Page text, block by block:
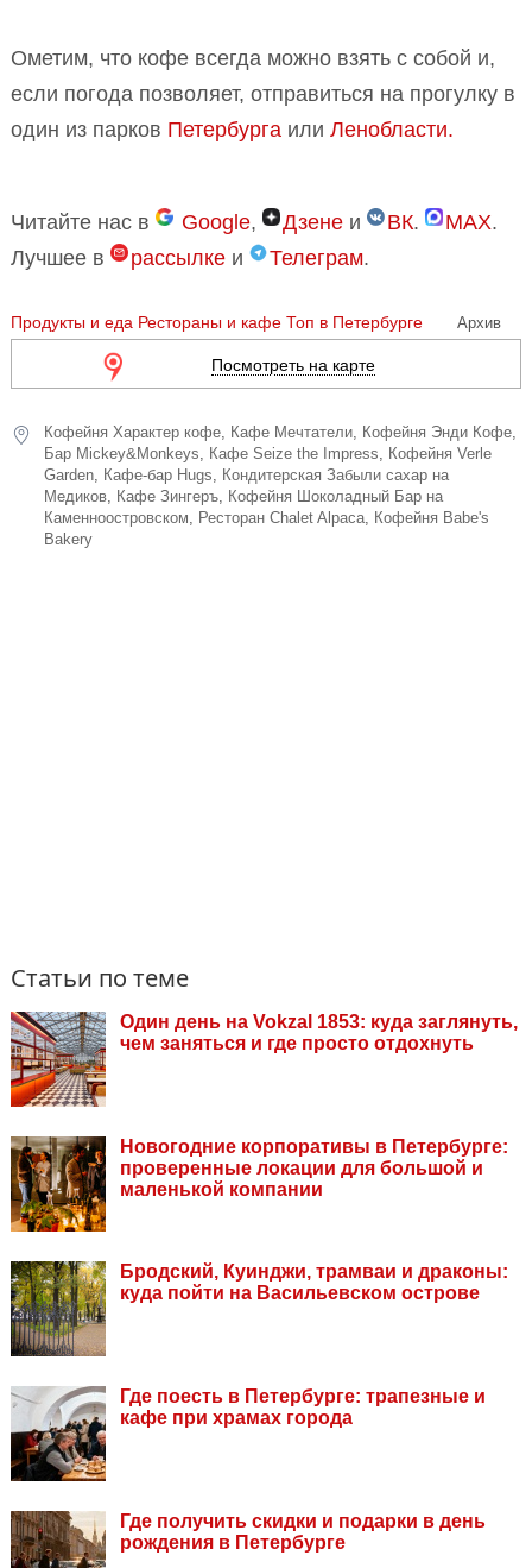
Ометим, что кофе всегда можно взять с собой и,
если погода позволяет, отправиться на прогулку в
один из парков Петербурга или Ленобласти.
Читайте нас в Google, Дзене и ВК. MAX.
Лучшее в
рассылке и Телеграм.
Продукты и еда Рестораны и кафе Топ в Петербурге Архив
Посмотреть на карте
Кофейня Характер кофе Кафе Мечтатели Кофейня Энди Кофе
Бар Miсkey&Monkeys
Кафе Seize the Impress
Кофейня Verle
Garden
Кафе-бар Hugs
Кондитерская Забыли сахар на
Медиков
Кафе Зингеръ
Кофейня Шоколадный Бар на
Каменноостровском
Ресторан Chalet Alpaca
Кофейня Babe's
Bakery
Статьи по теме
Один день на Vokzal 1853: куда заглянуть,
чем заняться и где просто отдохнуть
Новогодние корпоративы в Петербурге:
проверенные локации для большой и
маленькой компании
Бродский, Куинджи, трамваи и драконы:
куда пойти на Васильевском острове
Где поесть в Петербурге: трапезные и
кафе при храмах города
Где получить скидки и подарки в день
рождения в Петербурге